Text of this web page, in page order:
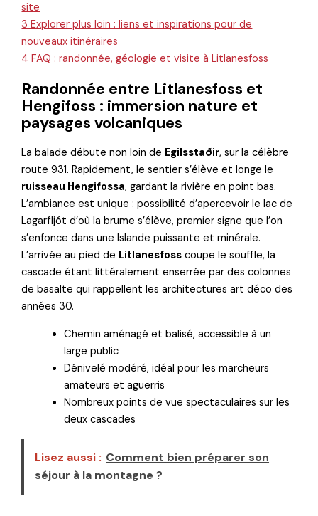
site
3 Explorer plus loin : liens et inspirations pour de
nouveaux itinéraires
4 FAQ : randonnée, géologie et visite à Litlanesfoss
Randonnée entre Litlanesfoss et
Hengifoss : immersion nature et
paysages volcaniques
La balade débute non loin de Egilsstaðir, sur la célèbre
route 931. Rapidement, le sentier s’élève et longe le
ruisseau Hengifossa, gardant la rivière en point bas.
L’ambiance est unique : possibilité d’apercevoir le lac de
Lagarfljót d’où la brume s’élève, premier signe que l’on
s’enfonce dans une Islande puissante et minérale.
L’arrivée au pied de Litlanesfoss coupe le souffle, la
cascade étant littéralement enserrée par des colonnes
de basalte qui rappellent les architectures art déco des
années 30.
Chemin aménagé et balisé, accessible à un
large public
Dénivelé modéré, idéal pour les marcheurs
amateurs et aguerris
Nombreux points de vue spectaculaires sur les
deux cascades
Lisez aussi : Comment bien préparer son
séjour à la montagne ?